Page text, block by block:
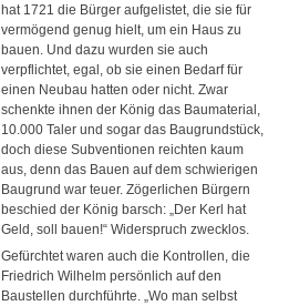
hat 1721 die Bürger aufgelistet, die sie für
vermögend genug hielt, um ein Haus zu
bauen. Und dazu wurden sie auch
verpflichtet, egal, ob sie einen Bedarf für
einen Neubau hatten oder nicht. Zwar
schenkte ihnen der König das Baumaterial,
10.000 Taler und sogar das Baugrundstück,
doch diese Subventionen reichten kaum
aus, denn das Bauen auf dem schwierigen
Baugrund war teuer. Zögerlichen Bürgern
beschied der König barsch: „Der Kerl hat
Geld, soll bauen!“ Widerspruch zwecklos.
Gefürchtet waren auch die Kontrollen, die
Friedrich Wilhelm persönlich auf den
Baustellen durchführte. „Wo man selbst